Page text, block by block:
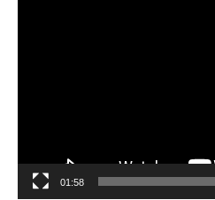
01:58